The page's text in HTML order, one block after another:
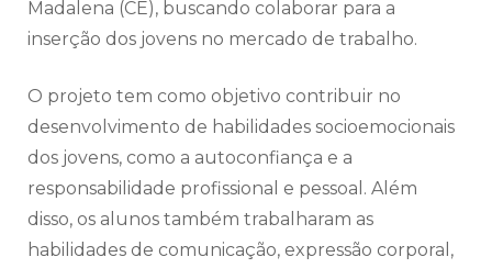
Madalena (CE), buscando colaborar para a
inserção dos jovens no mercado de trabalho.
O projeto tem como objetivo contribuir no
desenvolvimento de habilidades socioemocionais
dos jovens, como a autoconfiança e a
responsabilidade profissional e pessoal. Além
disso, os alunos também trabalharam as
habilidades de comunicação, expressão corporal,